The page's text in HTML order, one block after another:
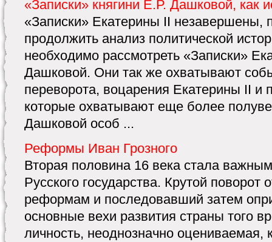
«Записки» княгини Е.Р. Дашковой, как
«Записки» Екатерины II незавершены,
продолжить анализ политической
необходимо рассмотреть «Записки»
Дашковой. Они так же охватывают
переворота, воцарения Екатерины II
которые охватывают еще более
Дашковой особ ...
Реформы Иван Грозного
Вторая половина 16 века стала
Русского государства. Крутой поворот
реформам и последовавший затем
основные вехи развития страны того
личность, неоднозначно оцениваемая,